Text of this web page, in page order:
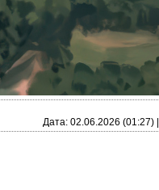
Дата: 02.06.2026 (01:27)|